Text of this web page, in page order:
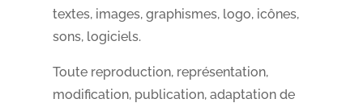
textes, images, graphismes, logo, icônes,
sons, logiciels.
Toute reproduction, représentation,
modification, publication, adaptation de